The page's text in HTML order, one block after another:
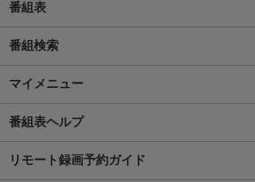
番組表
番組検索
マイメニュー
番組表ヘルプ
リモート録画予約ガイド